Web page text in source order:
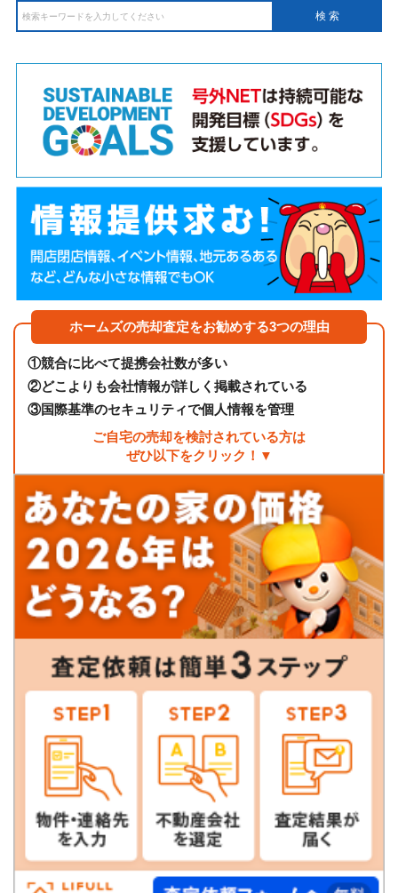
ホームズの売却査定をお勧めする3つの理由
①競合に比べて提携会社数が多い
②どこよりも会社情報が詳しく掲載されている
③国際基準のセキュリティで個人情報を管理
ご自宅の売却を検討されている方は
ぜひ以下をクリック！▼